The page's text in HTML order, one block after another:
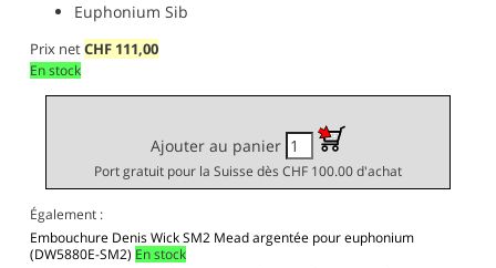
Euphonium Sib
Prix netCHF 111,00
En stock
Ajouter au panier
Port gratuit pour la Suisse dès CHF 100.00 d'achat
Également :
Embouchure Denis Wick SM2 Mead argentée pour euphonium
(DW5880E-SM2) En stock